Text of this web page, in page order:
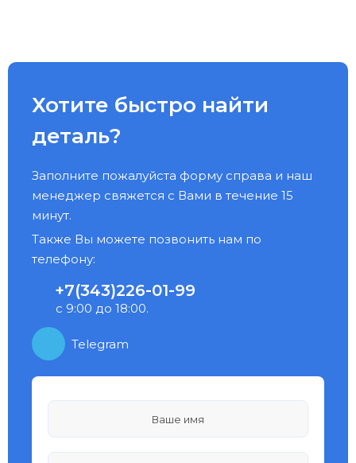
Хотите быстро найти
деталь?
Заполните пожалуйста форму справа и наш
менеджер свяжется с Вами в течение 15
минут.
Также Вы можете позвонить нам по
телефону:
+7(343)226-01-99
с 9:00 до 18:00.
Telegram